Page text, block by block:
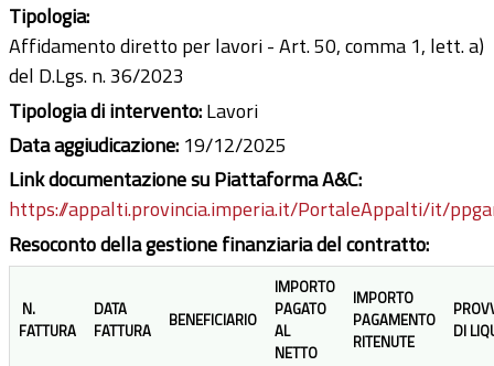
Tipologia:
Affidamento diretto per lavori - Art. 50, comma 1, lett. a)
del D.Lgs. n. 36/2023
Tipologia di intervento:Lavori
Data aggiudicazione: 19/12/2025
Link documentazione su Piattaforma A&C:
https://appalti.provincia.imperia.it/PortaleAppalti/it/
Resoconto della gestione finanziaria del contratto:
N.
FATTURA
DATA
FATTURA
BENEFICIARIO
IMPORTO
PAGATO
AL
NETTO
IMPORTO
PAGAMENTO
RITENUTE
DI